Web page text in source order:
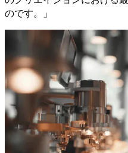
のです。」